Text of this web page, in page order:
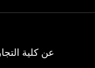
عن كلية